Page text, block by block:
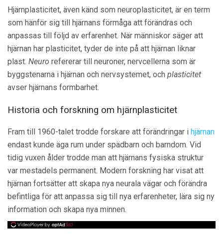
Hjärnplasticitet, även känd som neuroplasticitet, är en term
som hänför sig till hjärnans förmåga att förändras och
anpassas till följd av erfarenhet. När människor säger att
hjärnan har plasticitet, tyder de inte på att hjärnan liknar
plast. Neuro refererar till neuroner, nervcellerna som är
byggstenarna i hjärnan och nervsystemet, och plasticitet
avser hjärnans formbarhet.
Historia och forskning om hjärnplasticitet
Fram till 1960-talet trodde forskare att förändringar i hjärnan
endast kunde äga rum under spädbarn och barndom. Vid
tidig vuxen ålder trodde man att hjärnans fysiska struktur
var mestadels permanent. Modern forskning har visat att
hjärnan fortsätter att skapa nya neurala vägar och förändra
befintliga för att anpassa sig till nya erfarenheter, lära sig ny
information och skapa nya minnen.